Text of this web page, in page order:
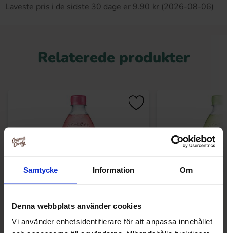
Samtycke Information Om
Denna webbplats använder cookies
Vi använder enhetsidentifierare för att anpassa innehållet
Laveste pris i de sidste 30 dage er 9.90 kr (2026-08-06)
Relaterede produkter
Ramlösa Mer Smak Hallon 50cl Ramlösa Mer